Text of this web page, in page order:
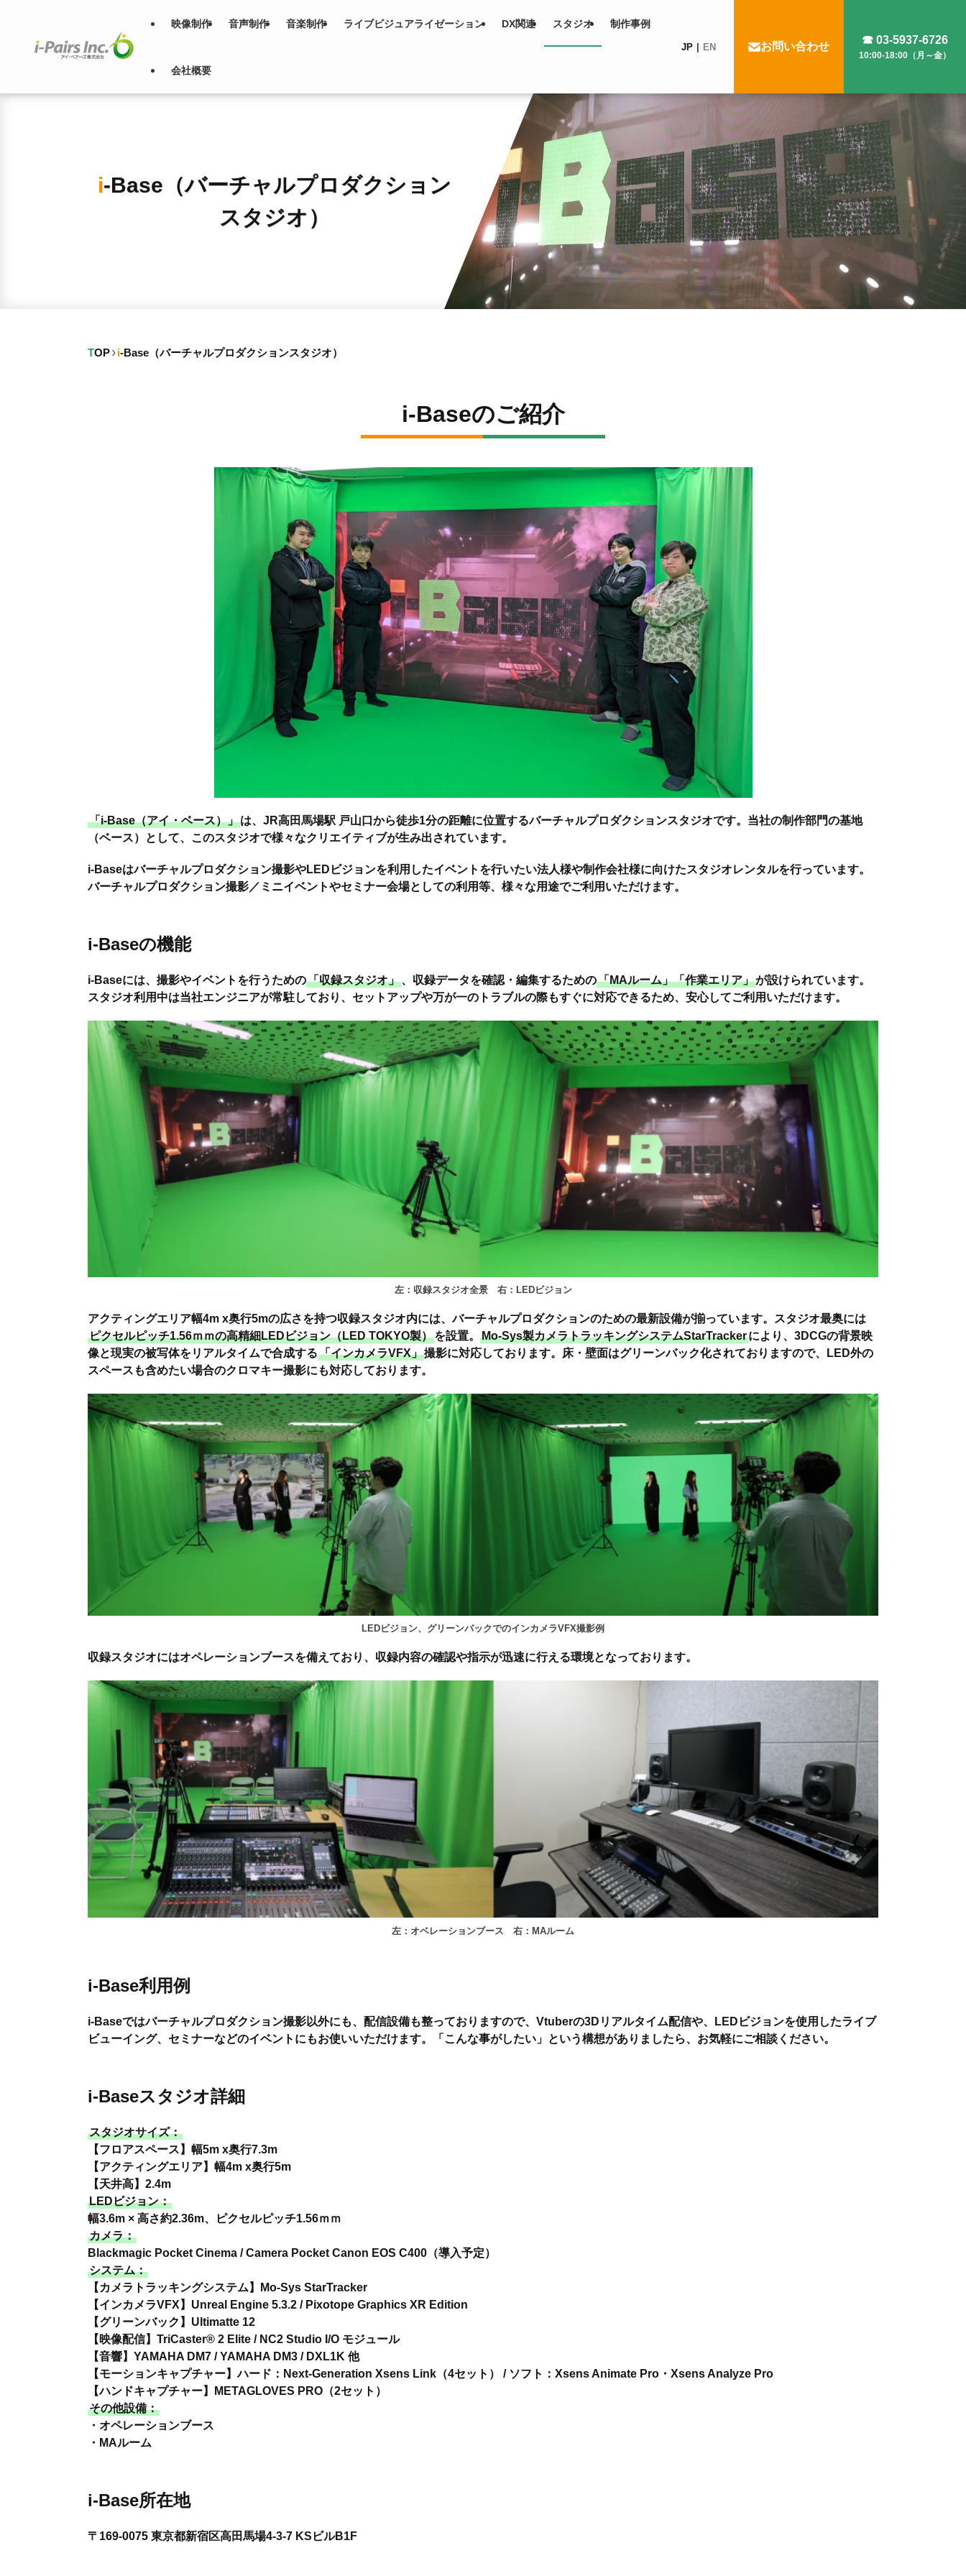
映像制作 音声制作 音楽制作 ライブビジュアライゼーション DX関連 スタジオ 制作事例
会社概要
EN
JP お問い合わせ
☎ 03-5937-6726
10:00-18:00（月～金）
i-Base（バーチャルプロダクション
スタジオ）
TOP i-Base（バーチャルプロダクションスタジオ）
i-Baseのご紹介
「i-Base（アイ・ベース）」は、JR高田馬場駅 戸山口から徒歩1分の距離に位置するバーチャルプロダクションスタジオです。当社の制作部門の基地
（ベース）として、このスタジオで様々なクリエイティブが生み出されています。
i-Baseはバーチャルプロダクション撮影やLEDビジョンを利用したイベントを行いたい法人様や制作会社様に向けたスタジオレンタルを行っています。
バーチャルプロダクション撮影／ミニイベントやセミナー会場としての利用等、様々な用途でご利用いただけます。
i-Baseの機能
i-Baseには、撮影やイベントを行うための「収録スタジオ」、収録データを確認・編集するための「MAルーム」「作業エリア」が設けられています。
スタジオ利用中は当社エンジニアが常駐しており、セットアップや万が一のトラブルの際もすぐに対応できるため、安心してご利用いただけます。
左：収録スタジオ全景 右：LEDビジョン
アクティングエリア幅4m x奥行5mの広さを持つ収録スタジオ内には、バーチャルプロダクションのための最新設備が揃っています。スタジオ最奥には
ピクセルピッチ1.56ｍｍの高精細LEDビジョン（LED TOKYO製）を設置。 Mo-Sys製カメラトラッキングシステムStarTrackerにより、3DCGの背景映
像と現実の被写体をリアルタイムで合成する「インカメラVFX」撮影に対応しております。床・壁面はグリーンバック化されておりますので、LED外の
スペースも含めたい場合のクロマキー撮影にも対応しております。
LEDビジョン、グリーンバックでのインカメラVFX撮影例
収録スタジオにはオペレーションブースを備えており、収録内容の確認や指示が迅速に行える環境となっております。
左：オベレーションブース 右：MAルーム
i-Base利用例
i-Baseではバーチャルプロダクション撮影以外にも、配信設備も整っておりますので、Vtuberの3Dリアルタイム配信や、LEDビジョンを使用したライブ
ビューイング、セミナーなどのイベントにもお使いいただけます。「こんな事がしたい」という構想がありましたら、お気軽にご相談ください。
i-Baseスタジオ詳細
スタジオサイズ：
【フロアスペース】幅5m x奥行7.3m
【アクティングエリア】幅4m x奥行5m
【天井高】2.4m
LEDビジョン：
幅3.6m × 高さ約2.36m、ピクセルピッチ1.56ｍｍ
カメラ：
Blackmagic Pocket Cinema / Camera Pocket Canon EOS C400（導入予定）
システム：
【カメラトラッキングシステム】Mo-Sys StarTracker
【インカメラVFX】Unreal Engine 5.3.2 / Pixotope Graphics XR Edition
【グリーンバック】Ultimatte 12
【映像配信】TriCaster® 2 Elite / NC2 Studio I/O モジュール
【音響】YAMAHA DM7 / YAMAHA DM3 / DXL1K 他
【モーションキャプチャー】ハード：Next-Generation Xsens Link（4セット） / ソフト：Xsens Animate Pro・Xsens Analyze Pro
【ハンドキャプチャー】METAGLOVES PRO（2セット）
その他設備：
・オペレーションブース
・MAルーム
i-Base所在地
〒169-0075 東京都新宿区高田馬場4-3-7 KSビルB1F